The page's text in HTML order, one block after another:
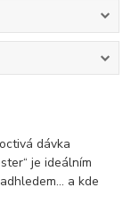
dávka
je ideálním
a kde